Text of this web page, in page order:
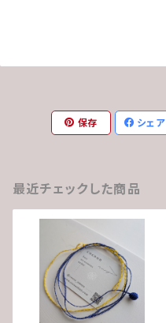
保存 シェア
最近チェックした商品